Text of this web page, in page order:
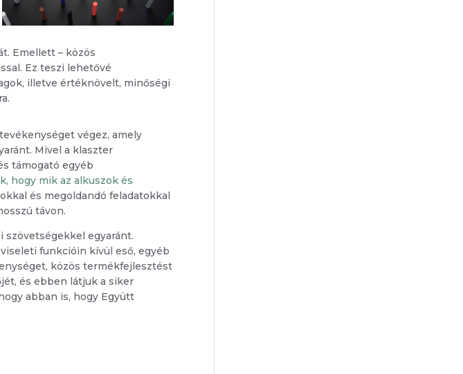
Emellett – közös
Ez teszi lehetővé
illetve értéknövelt, minőségi
végez, amely
Mivel a klaszter
támogató egyéb
hogy mik az alkuszok és
és megoldandó feladatokkal
távon.
egyaránt.
funkcióin kívül eső, egyéb
közös termékfejlesztést
és ebben látjuk a siker
abban is, hogy Együtt